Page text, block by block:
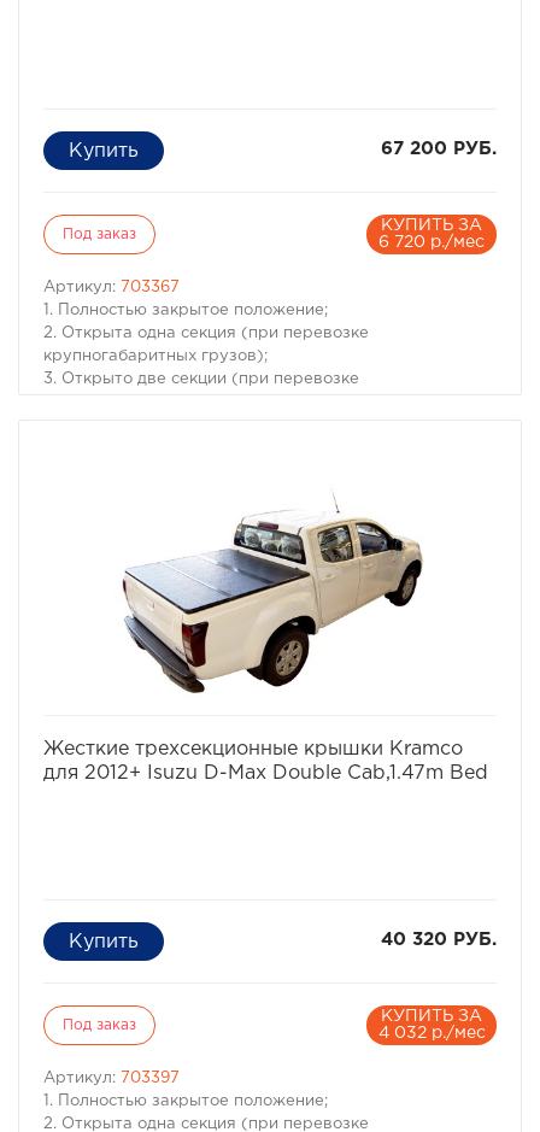
67 200 РУБ.
Под заказ
КУПИТЬ ЗА
6 720 р./мес
Артикул: 703367
1. Полностью закрытое положение;
2. Открыта одна секция (при перевозке
крупногабаритных грузов);
3. Открыто две секции (при перевозке
Тип изделия Жесткая трехсекционная
Комплектация Пластиковая крышка, Крепления за
борта с фиксаторами (4шт.), Инструкция по установке
Материал Пластик, каркас из алюминиевого профиля
Тип установки Без сверления (защелками за борта)
Положения Закрыта, Поднята одна секция, Поднято
две секции
Размеры (мм) 1951х1605
Жесткие трехсекционные крышки Kramco
для 2012+ Isuzu D-Max Double Cab,1.47m Bed
40 320 РУБ.
Под заказ
КУПИТЬ ЗА
4 032 р./мес
Артикул: 703397
1. Полностью закрытое положение;
2. Открыта одна секция (при перевозке